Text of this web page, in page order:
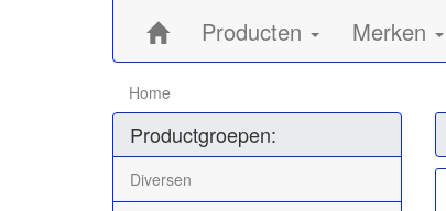
Home:Producten Merken
Home
Productgroepen:
Diversen